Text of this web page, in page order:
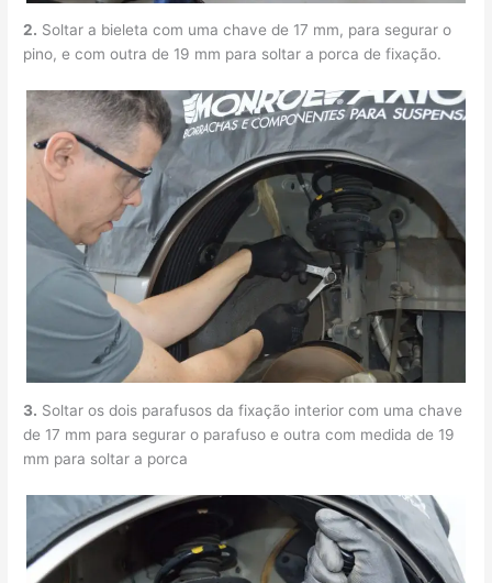
2. Soltar a bieleta com uma chave de 17 mm, para segurar o
pino, e com outra de 19 mm para soltar a porca de fixação.
3. Soltar os dois parafusos da fixação interior com uma chave
de 17 mm para segurar o parafuso e outra com medida de 19
mm para soltar a porca